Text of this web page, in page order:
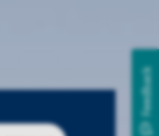
Feedback